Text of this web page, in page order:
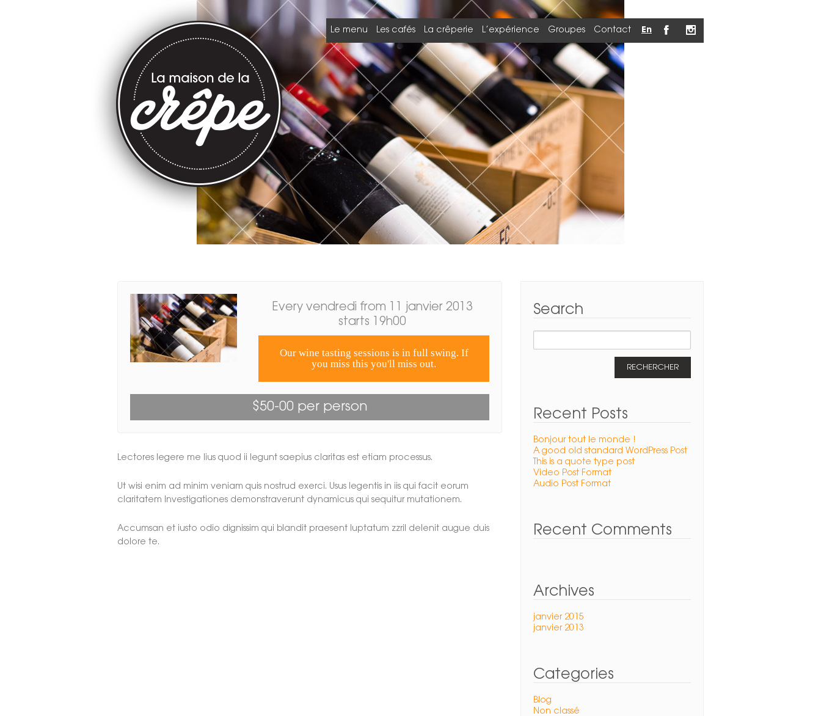
Le menu Les cafés La crêperie L’expérience Groupes Contact En
Every vendredi from 11 janvier 2013
starts 19h00
Our wine tasting sessions is in full swing. If
you miss this you'll miss out.
$50-00 per person
Lectores legere me lius quod ii legunt saepius claritas est etiam processus.
Ut wisi enim ad minim veniam quis nostrud exerci. Usus legentis in iis qui facit eorum
claritatem Investigationes demonstraverunt dynamicus qui sequitur mutationem.
Accumsan et iusto odio dignissim qui blandit praesent luptatum zzril delenit augue duis
dolore te.
Search
Recent Posts
Bonjour tout le monde !
A good old standard WordPress Post
This is a quote type post
Video Post Format
Audio Post Format
Recent Comments
Archives
janvier 2015
janvier 2013
Categories
Blog
Non classé